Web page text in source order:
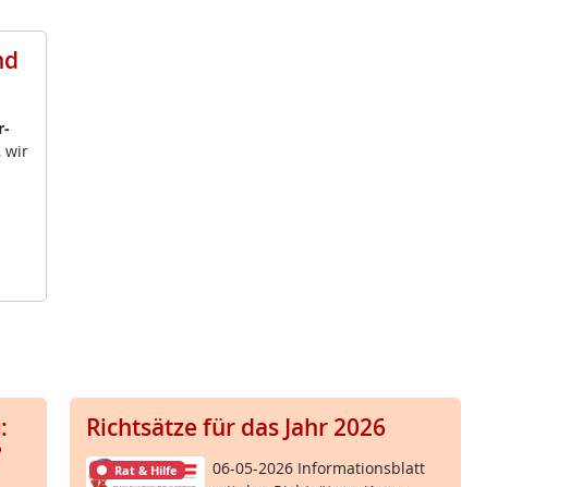
wir
Richtsätze für das Jahr 2026
Rat & Hilfe
06-05-2026 In­for­ma­ti­ons­blatt